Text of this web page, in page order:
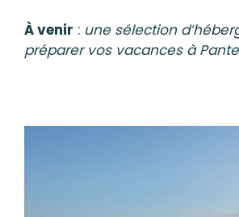
À venir : une sélection
préparer vos vacances à